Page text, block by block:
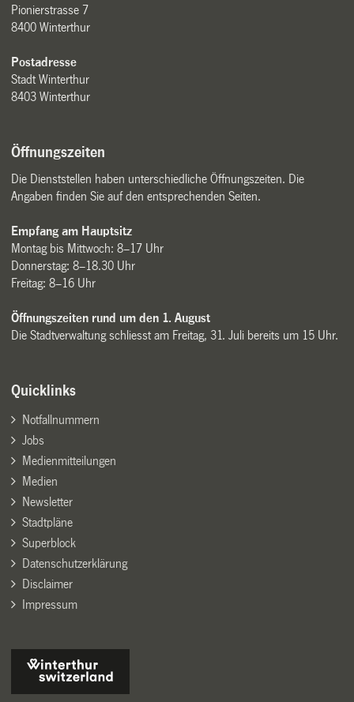
Pionierstrasse 7
8400 Winterthur
Postadresse
Stadt Winterthur
8403 Winterthur
Öffnungszeiten
Die Dienststellen haben unterschiedliche Öffnungszeiten. Die
Angaben finden Sie auf den entsprechenden Seiten.
Empfang am Hauptsitz
Montag bis Mittwoch: 8–17 Uhr
Donnerstag: 8–18.30 Uhr
Freitag: 8–16 Uhr
Öffnungszeiten rund um den 1. August
Die Stadtverwaltung schliesst am Freitag, 31. Juli bereits um 15 Uhr.
Quicklinks
Notfallnummern
Jobs
Medienmitteilungen
Medien
Newsletter
Stadtpläne
Superblock
Datenschutzerklärung
Disclaimer
Impressum